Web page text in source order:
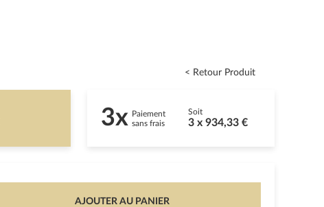
< Retour Produit
3x Paiement
sans frais
Soit
3 x 934,33 €
AJOUTER AU PANIER